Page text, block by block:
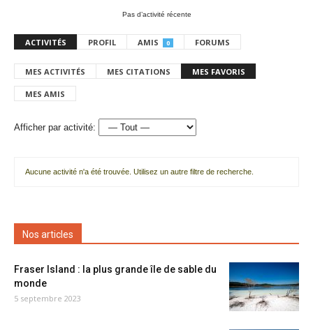
Pas d’activité récente
ACTIVITÉS PROFIL AMIS 0 FORUMS
MES ACTIVITÉS MES CITATIONS MES FAVORIS
MES AMIS
Afficher par activité:
Aucune activité n'a été trouvée. Utilisez un autre filtre de recherche.
Nos articles
Fraser Island : la plus grande île de sable du
monde
5 septembre 2023